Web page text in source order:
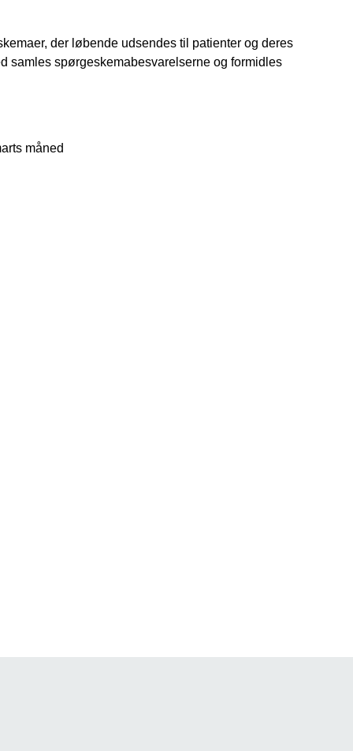
der løbende udsendes til patienter og deres
samles spørgeskemabesvarelserne og formidles
måned